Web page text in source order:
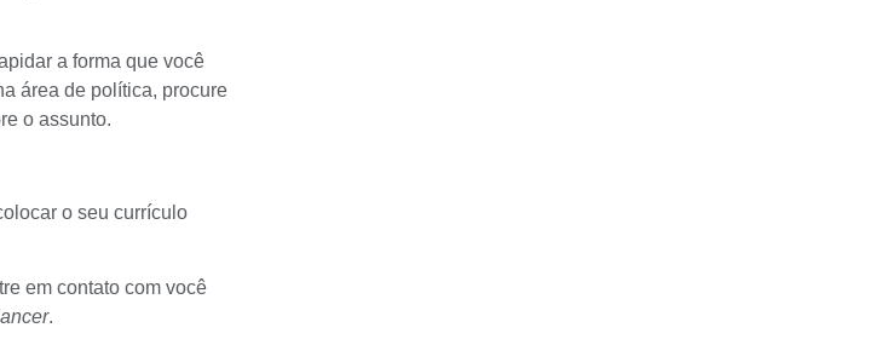
a forma que você
área de política, procure
o assunto.
o seu currículo
em contato com você
.